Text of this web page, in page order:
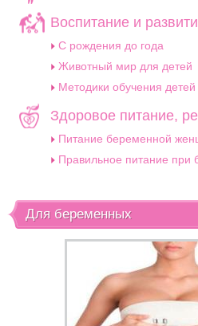
Воспитание и
C рождения до года
Животный мир для детей
Методики обучения детей
Здоровое питание,
Питание беременной
Правильное питание при
Для беременных